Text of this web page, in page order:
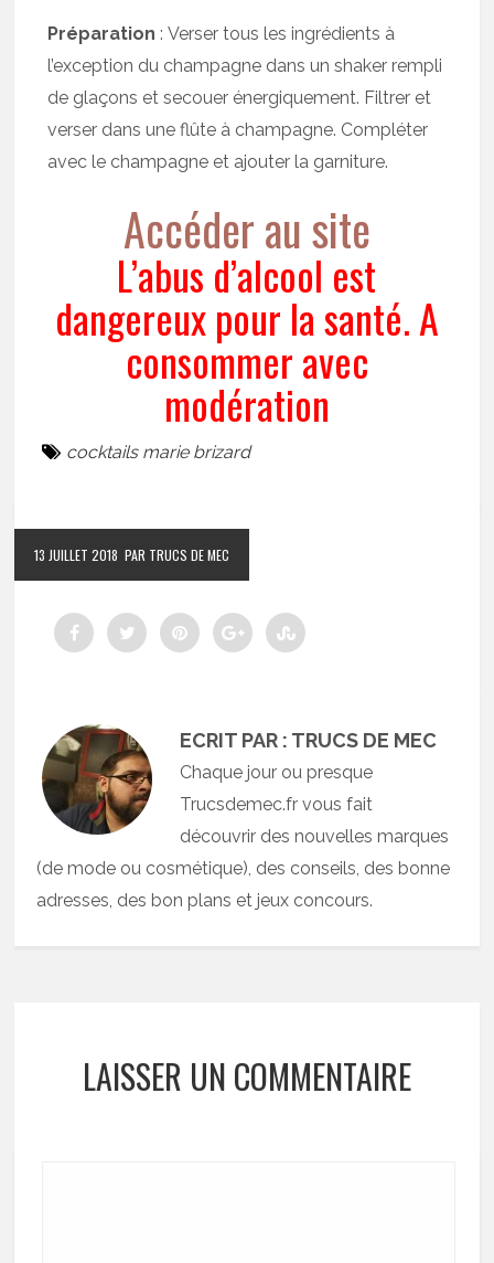
Préparation : Verser tous les ingrédients à
l’exception du champagne dans un shaker rempli
de glaçons et secouer énergiquement. Filtrer et
verser dans une flûte à champagne. Compléter
avec le champagne et ajouter la garniture.
Accéder au site
L’abus d’alcool est
dangereux pour la santé. A
consommer avec
modération
cocktails marie brizard
13 JUILLET 2018 PAR TRUCS DE MEC
ECRIT PAR : TRUCS DE MEC
Chaque jour ou presque
Trucsdemec.fr vous fait
découvrir des nouvelles marques
(de mode ou cosmétique), des conseils, des bonne
adresses, des bon plans et jeux concours.
LAISSER UN COMMENTAIRE